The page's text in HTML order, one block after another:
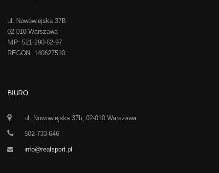
ul. Nowowiejska 37B
02-010 Warszawa
NIP: 521-290-62-97
REGON: 140627510
BIURO
ul. Nowowiejska 37b, 02-010 Warszawa
502-733-646
info@realsport.pl